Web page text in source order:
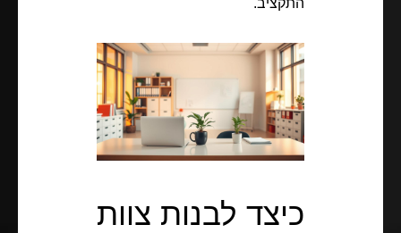
כיצד לבנות צוות